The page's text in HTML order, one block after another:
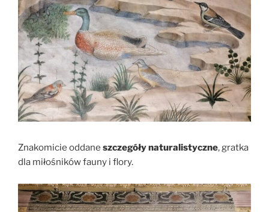
Znakomicie oddane szczegóły naturalistyczne, gratka
dla miłośników fauny i flory.